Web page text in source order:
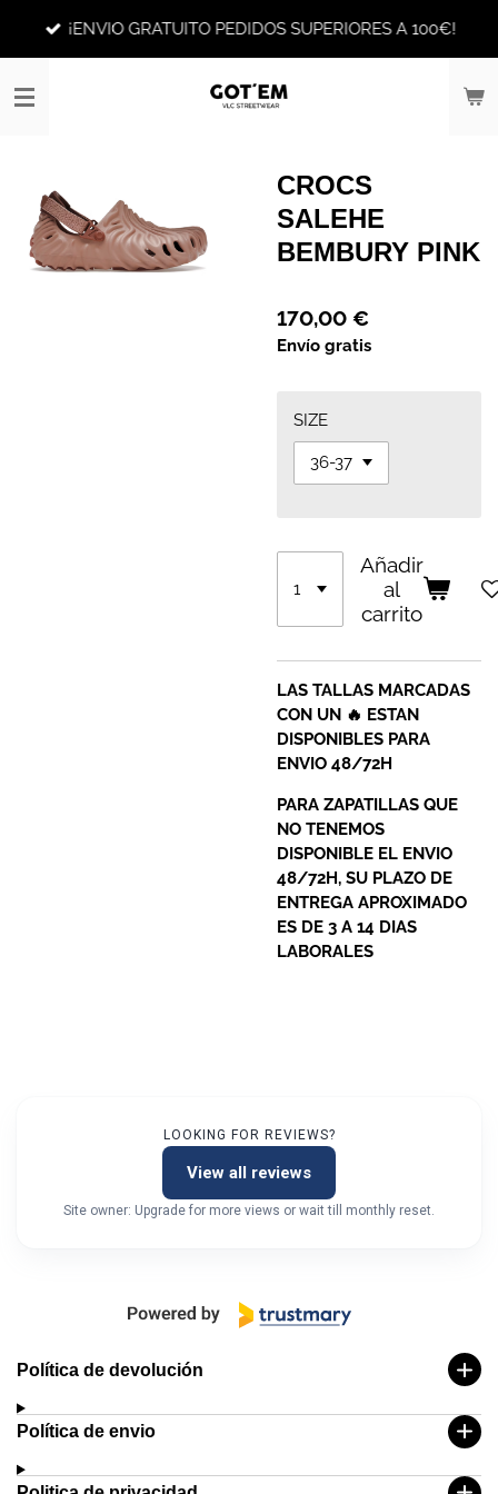
principal
¡ENVIO GRATUITO PEDIDOS SUPERIORES A 100€!
CROCS
SALEHE
BEMBURY PINK
170,00 €
Envío gratis
SIZE
Añadir
al
carrito
LAS TALLAS MARCADAS
CON UN 🔥 ESTAN
DISPONIBLES PARA
ENVIO 48/72H
PARA ZAPATILLAS QUE
NO TENEMOS
DISPONIBLE EL ENVIO
48/72H, SU PLAZO DE
ENTREGA APROXIMADO
ES DE 3 A 14 DIAS
LABORALES
LOOKING FOR REVIEWS?
View all reviews
Site owner: Upgrade for more views or wait till monthly reset.
Política de devolución
Política de envio